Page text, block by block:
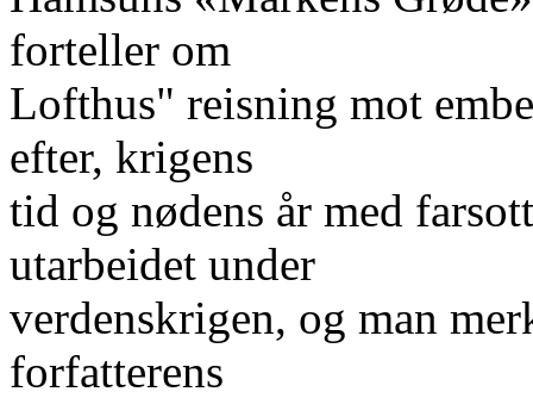
forteller om
Lofthus" reisning mot
efter, krigens
tid og nødens år med
utarbeidet under
verdenskrigen, og man
forfatterens